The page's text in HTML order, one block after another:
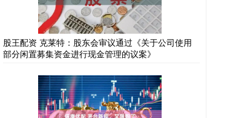
股王配资 克莱特：股东会审议通过《关于公司使用
部分闲置募集资金进行现金管理的议案》